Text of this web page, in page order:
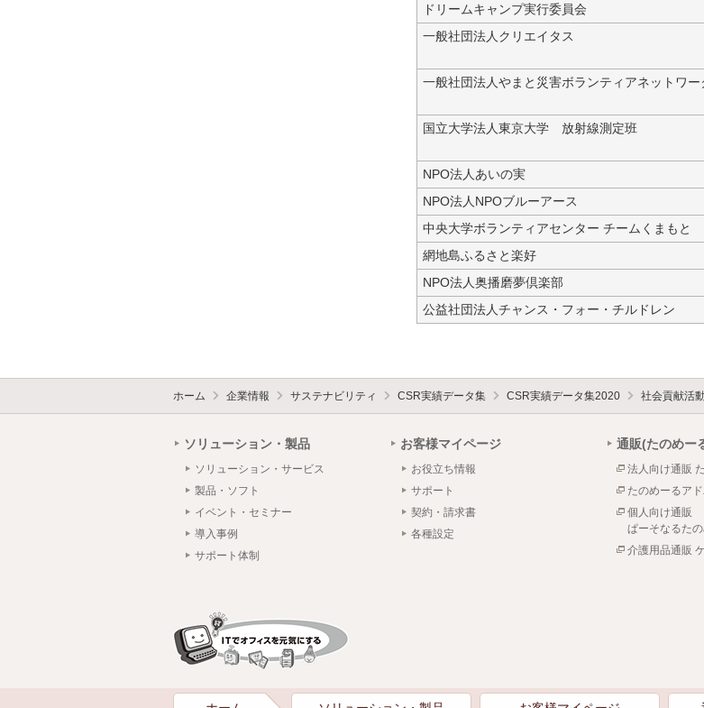
ドリームキャンプ実行委員会
一般社団法人クリエイタス
一般社団法人やまと災害ボランティアネットワー
国立大学法人東京大学 放射線測定班
NPO法人あいの実
NPO法人NPOブルーアース
中央大学ボランティアセンター チームくまもと
網地島ふるさと楽好
NPO法人奥播磨夢倶楽部
公益社団法人チャンス・フォー・チルドレン
ホーム 企業情報 サステナビリティ CSR実績データ集 CSR実績データ集2020 社会貢献活
ソリューション・製品
ソリューション・サービス
製品・ソフト
イベント・セミナー
導入事例
サポート体制
お客様マイページ
お役立ち情報
サポート
契約・請求書
各種設定
通販(たのめー
法人向け通販
たのめーるア
個人向け通販
ぱーそなるた
介護用品通販